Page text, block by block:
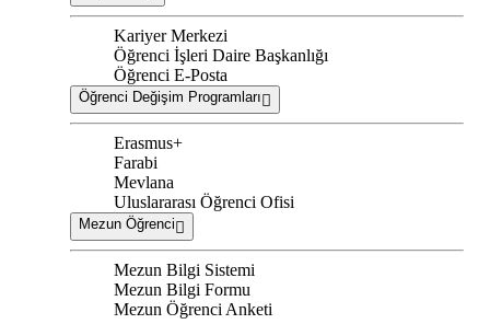
Kariyer Merkezi
Öğrenci İşleri Daire Başkanlığı
Öğrenci E-Posta
Öğrenci Değişim Programları
Erasmus+
Farabi
Mevlana
Uluslararası Öğrenci Ofisi
Mezun Öğrenci
Mezun Bilgi Sistemi
Mezun Bilgi Formu
Mezun Öğrenci Anketi